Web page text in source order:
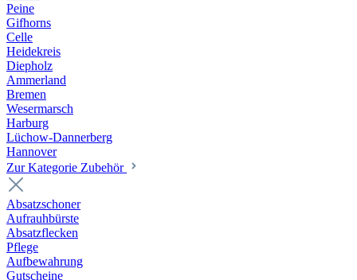
Peine
Gifhorns
Celle
Heidekreis
Diepholz
Ammerland
Bremen
Wesermarsch
Harburg
Lüchow-Dannerberg
Hannover
Zur Kategorie Zubehör
Absatzschoner
Aufrauhbürste
Absatzflecken
Pflege
Aufbewahrung
Gutscheine